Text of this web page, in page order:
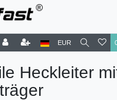
EUR
Heckleiter